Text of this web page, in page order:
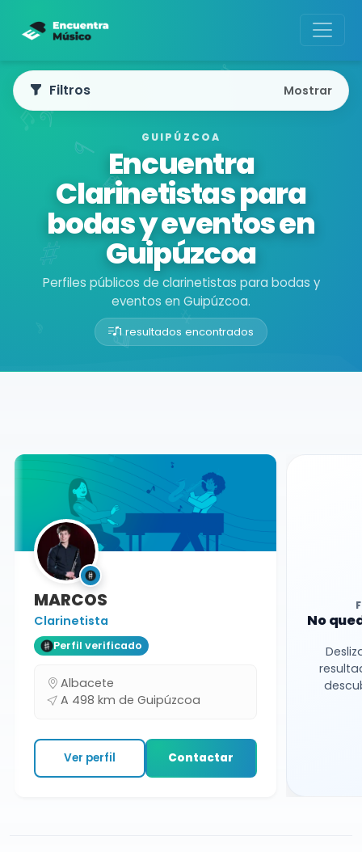
GUIPÚZCOA
Encuentra
Clarinetistas para
bodas y eventos en
Guipúzcoa
Perfiles públicos de clarinetistas para bodas y
eventos en Guipúzcoa.
1 resultados encontrados
Buscador de músicos
Filtros Mostrar
MARCOS
Clarinetista
Perfil verificado
Albacete
A 498 km de Guipúzcoa
Ver perfil Contactar
No